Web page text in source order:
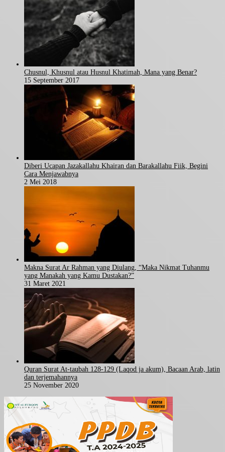
Chusnul, Khusnul atau Husnul Khatimah, Mana yang Benar?
15 September 2017
Diberi Ucapan Jazakallahu Khairan dan Barakallahu Fiik, Begini
Cara Menjawabnya
2 Mei 2018
Makna Surat Ar Rahman yang Diulang, “Maka Nikmat Tuhanmu
yang Manakah yang Kamu Dustakan?”
31 Maret 2021
Quran Surat At-taubah 128-129 (Laqod ja akum), Bacaan Arab, latin
dan terjemahannya
25 November 2020